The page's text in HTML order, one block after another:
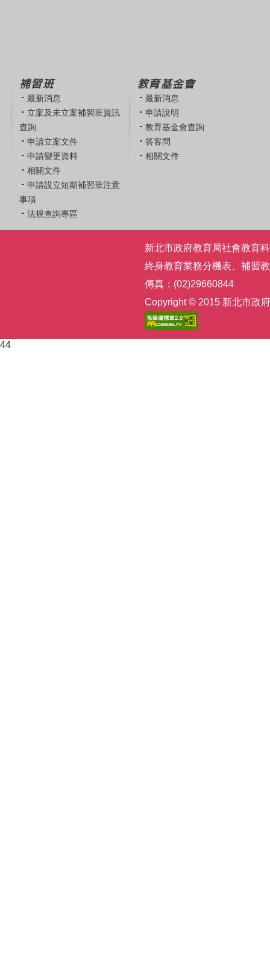
補習班
最新消息
立案及未立案補習班資訊
查詢
申請立案文件
申請變更資料
相關文件
申請設立短期補習班注意
事項
法規查詢專區
教育基金會
最新消息
申請說明
教育基金會查詢
答客問
相關文件
新北市政府教育局社會教育
終身教育業務分機表
補習
傳真：(02)29660844
Copyright © 2015 新北市政
44